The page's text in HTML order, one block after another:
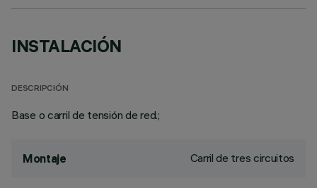
INSTALACIÓN
DESCRIPCIÓN
Base o carril de tensión de red.;
Montaje Carril de tres circuitos